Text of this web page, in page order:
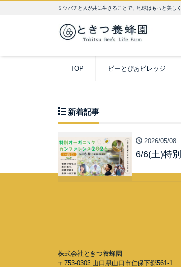
ミツバチと人が共に生きることで、地球はもっと美しく
TOP ビーとぴあビレッジ
新着記事
2026/05/08
6/6(土)特
株式会社ときつ養蜂園
〒753-0303 山口県山口市仁保下郷561-1